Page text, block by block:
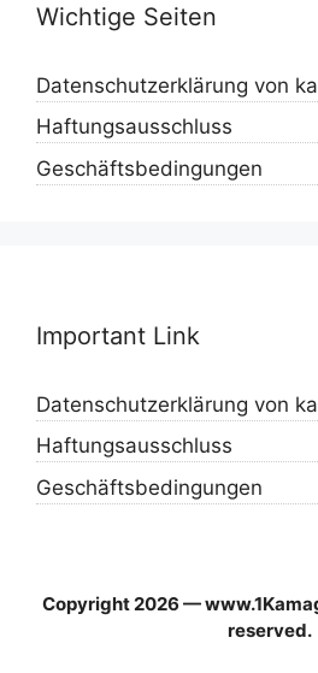
Wichtige Seiten
Datenschutzerklärung von
Haftungsausschluss
Geschäftsbedingungen
Important Link
Datenschutzerklärung von
Haftungsausschluss
Geschäftsbedingungen
Copyright 2026 —
reserved.